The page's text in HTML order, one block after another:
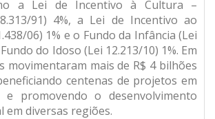
a Lei de Incentivo à Cultura –
91) 4%, a Lei de Incentivo ao
06) 1% e o Fundo da Infância (Lei
do Idoso (Lei 12.213/10) 1%. Em
movimentaram mais de R$ 4 bilhões
centenas de projetos em
promovendo o desenvolvimento
em diversas regiões.